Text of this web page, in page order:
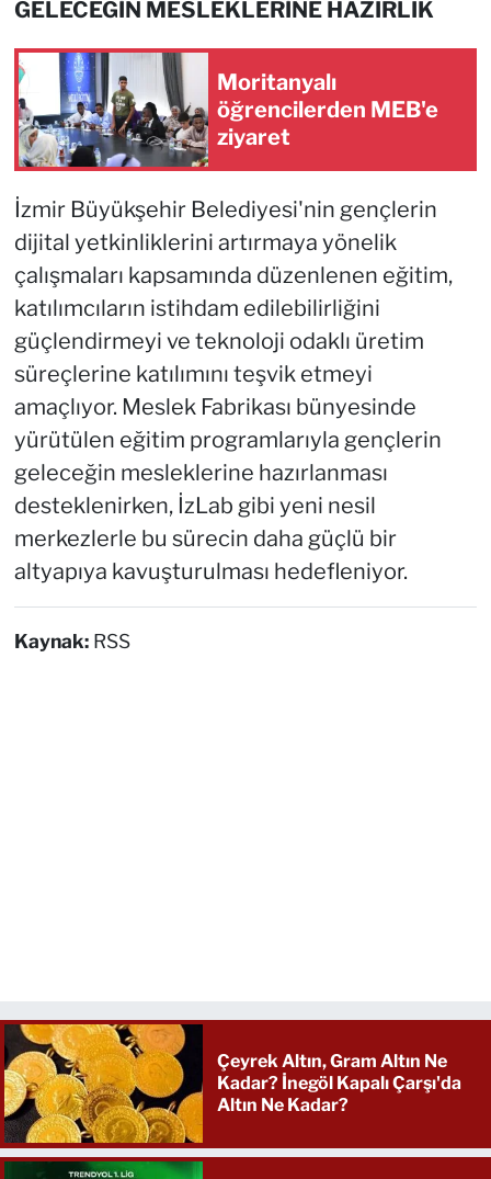
GELECEĞİN MESLEKLERİNE HAZIRLIK
Moritanyalı
öğrencilerden MEB'e
ziyaret
İzmir Büyükşehir Belediyesi'nin gençlerin
dijital yetkinliklerini artırmaya yönelik
çalışmaları kapsamında düzenlenen eğitim,
katılımcıların istihdam edilebilirliğini
güçlendirmeyi ve teknoloji odaklı üretim
süreçlerine katılımını teşvik etmeyi
amaçlıyor. Meslek Fabrikası bünyesinde
yürütülen eğitim programlarıyla gençlerin
geleceğin mesleklerine hazırlanması
desteklenirken, İzLab gibi yeni nesil
merkezlerle bu sürecin daha güçlü bir
altyapıya kavuşturulması hedefleniyor.
Kaynak: RSS
Çeyrek Altın, Gram Altın Ne
Kadar? İnegöl Kapalı Çarşı'da
Altın Ne Kadar?